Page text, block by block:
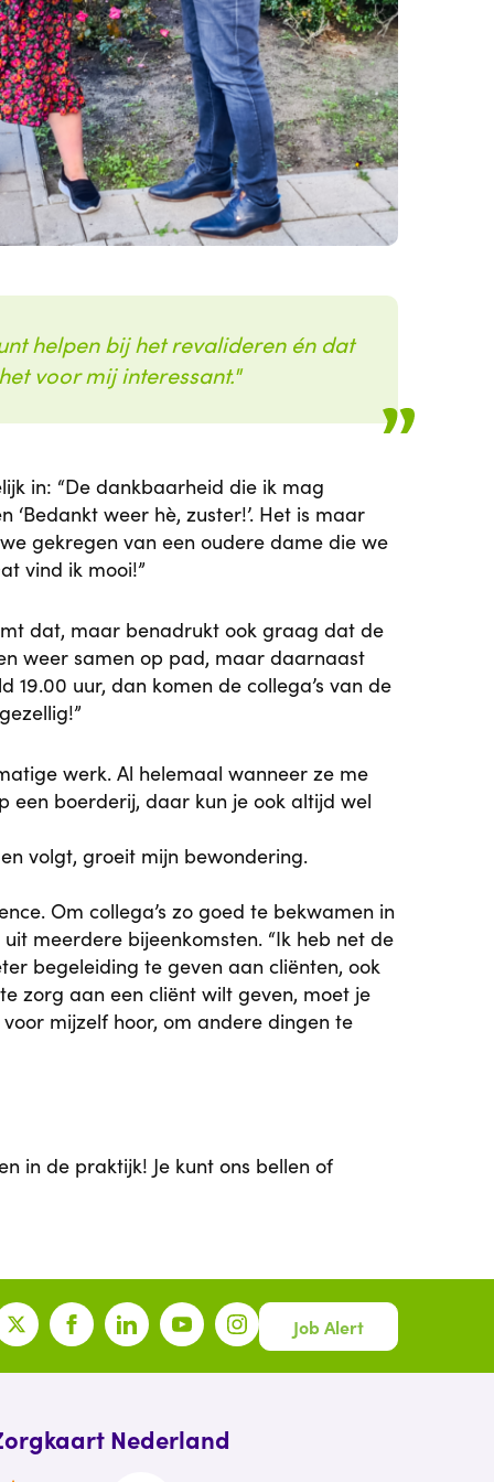
helpen bij het revalideren én dat
voor mij interessant.
in: “De dankbaarheid die ik mag
weer hè, zuster!’. Het is maar
gekregen van een oudere dame die we
vind ik mooi!”
dat, maar benadrukt ook graag dat de
weer samen op pad, maar daarnaast
19.00 uur, dan komen de collega’s van de
werk. Al helemaal wanneer ze me
een boerderij, daar kun je ook altijd wel
volgt, groeit mijn bewondering.
Om collega’s zo goed te bekwamen in
meerdere bijeenkomsten. “Ik heb net de
begeleiding te geven aan cliënten, ook
zorg aan een cliënt wilt geven, moet je
mijzelf hoor, om andere dingen te
in de praktijk! Je kunt ons bellen of
Job Alert
Nederland